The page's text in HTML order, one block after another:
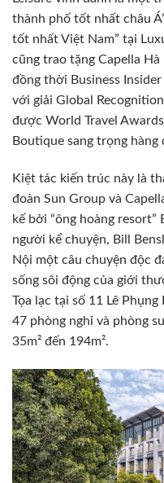
thành phố tốt nhất châu
tốt nhất Việt Nam” tại
cũng trao tặng Capella
đồng thời Business
với giải Global
được World Travel
Boutique sang trọng hàng
Kiệt tác kiến trúc này là
đoàn Sun Group và
kế bởi “ông hoàng
người kể chuyện, Bill
Nội một câu chuyện độc
sống sôi động của giới
Tọa lạc tại số 11 Lê
47 phòng nghỉ và phòng
35m² đến 194m².